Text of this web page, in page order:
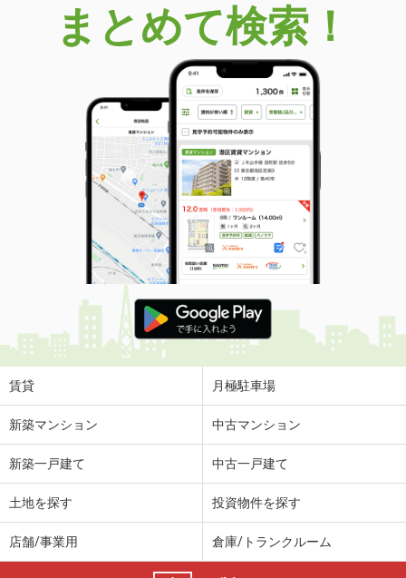
まとめて検索！
賃貸 月極駐車場
新築マンション 中古マンション
新築一戸建て 中古一戸建て
土地を探す 投資物件を探す
店舗/事業用 倉庫/トランクルーム